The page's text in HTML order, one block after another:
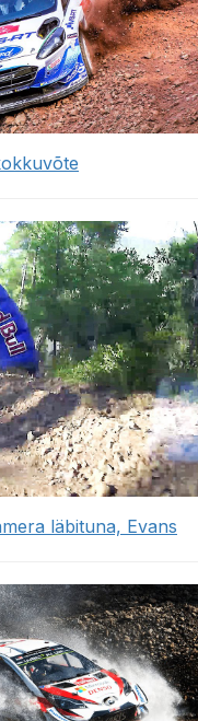
läbituna, Evans